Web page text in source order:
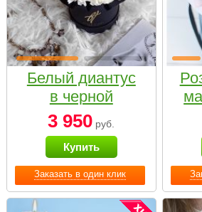
Заказать в один клик
Белый диантус
в черной
коробке Small
3 950 руб.
Купить